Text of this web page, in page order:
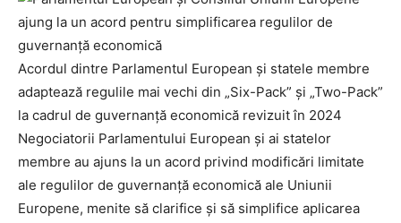
Acordul dintre Parlamentul European și statele membre
adaptează regulile mai vechi din „Six-Pack” și „Two-Pack”
la cadrul de guvernanță economică revizuit în 2024
Negociatorii Parlamentului European și ai statelor
membre au ajuns la un acord privind modificări limitate
ale regulilor de guvernanță economică ale Uniunii
Europene, menite să clarifice și să simplifice aplicarea